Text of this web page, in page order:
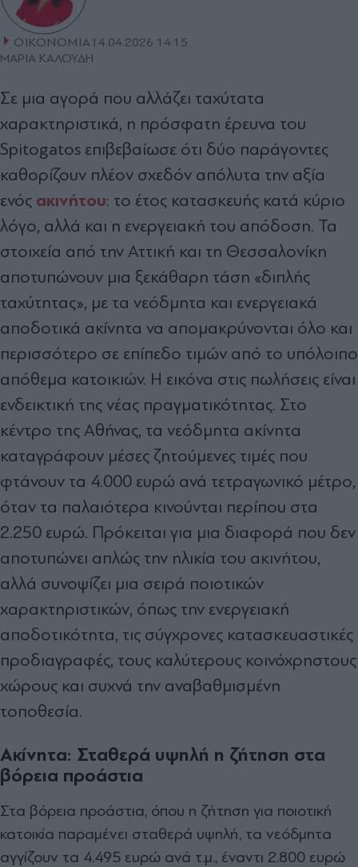
ΟΙΚΟΝΟΜΙΑ14.04.2026 14:15
ΜΑΡΙΑ ΚΑΛΟΥΔΗ
Σε μια αγορά που αλλάζει ταχύτατα
χαρακτηριστικά, η πρόσφατη έρευνα του
Spitogatos επιβεβαίωσε ότι δύο παράγοντες
καθορίζουν πλέον σχεδόν απόλυτα την αξία
ενός ακινήτου: το έτος κατασκευής κατά κύριο
λόγο, αλλά και η ενεργειακή του απόδοση. Τα
στοιχεία από την Αττική και τη Θεσσαλονίκη
αποτυπώνουν μια ξεκάθαρη τάση «διπλής
ταχύτητας», με τα νεόδμητα και ενεργειακά
αποδοτικά ακίνητα να απομακρύνονται όλο και
περισσότερο σε επίπεδο τιμών από το υπόλοιπο
απόθεμα κατοικιών. Η εικόνα στις πωλήσεις είναι
ενδεικτική της νέας πραγματικότητας. Στο
κέντρο της Αθήνας, τα νεόδμητα ακίνητα
καταγράφουν μέσες ζητούμενες τιμές που
φτάνουν τα 4.000 ευρώ ανά τετραγωνικό μέτρο,
όταν τα παλαιότερα κινούνται περίπου στα
2.250 ευρώ. Πρόκειται για μια διαφορά που δεν
αποτυπώνει απλώς την ηλικία του ακινήτου,
αλλά συνοψίζει μια σειρά ποιοτικών
χαρακτηριστικών, όπως την ενεργειακή
αποδοτικότητα, τις σύγχρονες κατασκευαστικές
προδιαγραφές, τους καλύτερους κοινόχρηστους
χώρους και συχνά την αναβαθμισμένη
τοποθεσία.
Ακίνητα: Σταθερά υψηλή η ζήτηση στα
βόρεια προάστια
Στα βόρεια προάστια, όπου η ζήτηση για ποιοτική
κατοικία παραμένει σταθερά υψηλή, τα νεόδμητα
αγγίζουν τα 4.495 ευρώ ανά τ.μ., έναντι 2.800 ευρώ